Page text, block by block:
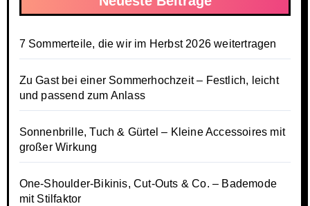
7 Sommerteile, die wir im Herbst 2026 weitertragen
Zu Gast bei einer Sommerhochzeit – Festlich, leicht
und passend zum Anlass
Sonnenbrille, Tuch & Gürtel – Kleine Accessoires mit
großer Wirkung
One-Shoulder-Bikinis, Cut-Outs & Co. – Bademode
mit Stilfaktor